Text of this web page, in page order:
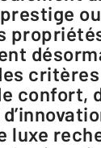
confort,
luxe